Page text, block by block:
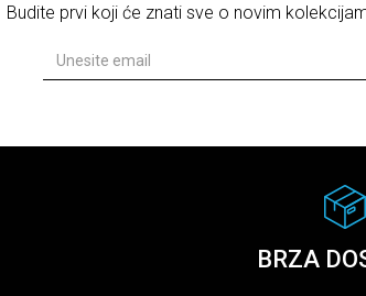
Budite prvi koji će znati sve o novim
BRZA